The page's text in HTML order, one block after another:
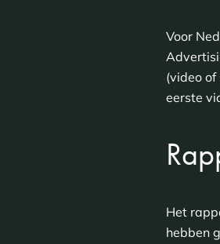
Voor
(video
eerste
Het
hebben